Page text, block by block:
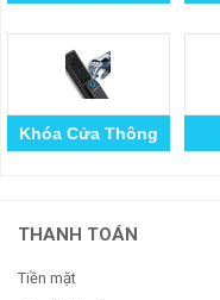
Khóa Cửa Thông
THANH TOÁN
Tiền mặt